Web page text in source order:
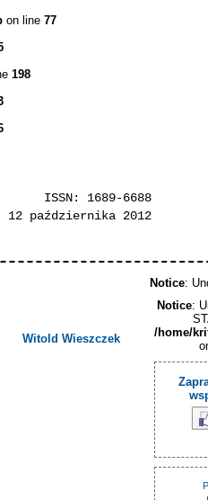
on line 77
198
ISSN: 1689-6688
października 2012
Witold Wieszczek
Notice:
/home/
Notice: